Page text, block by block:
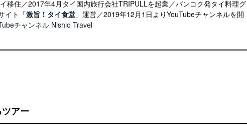
移住／2017年4月タイ国内旅行会社TRIPULLを起業／バンコク発タイ料理グ
イト「激旨！タイ食堂」運営／2019年12月1日よりYouTubeチャンネルを開
チャンネル Nishio Travel
アー